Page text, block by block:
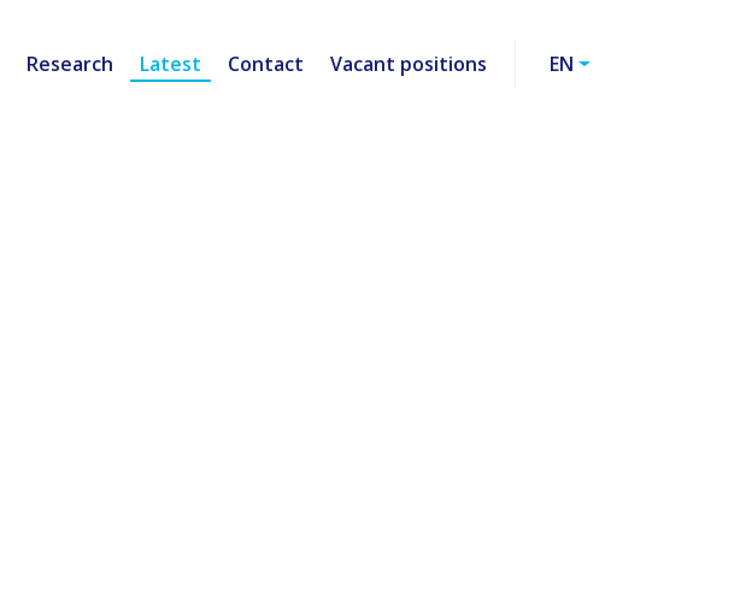
Research Latest Contact Vacant positions EN